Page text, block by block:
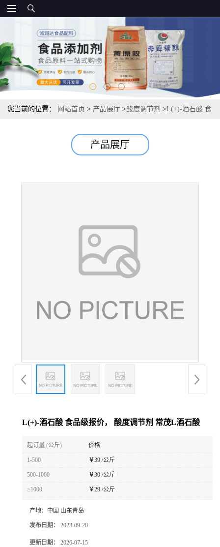
您当前的位置： 网站首页 > 产品展厅 >酸度调节剂 >L(+)-酒石酸 食
产品展厅
L(+)-酒石酸 食品级报价， 酸度调节剂 常茂L酒石酸
起订量 (公斤) 价格
1-500 ￥39 /公斤
500-1000 ￥30 /公斤
≥1000 ￥29 /公斤
产地： 中国 山东青岛
发布日期： 2023-09-20
更新日期： 2026-07-15